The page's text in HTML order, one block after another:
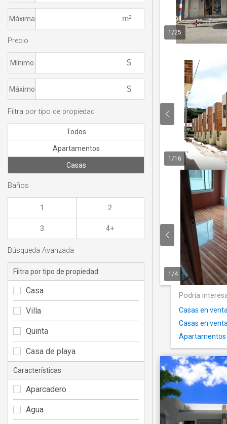
1 /25
1 /16
1 /4
Podría
Casas en
Casas en
Apartamentos
Máxima
Precio
Mínimo
Máximo
Filtra por tipo de propiedad
Todos
Apartamentos
Casas
Baños
1 2
3 4+
Búsqueda Avanzada
Filtra por tipo de propiedad
Casa
Villa
Quinta
Casa de playa
Características
Aparcadero
Agua